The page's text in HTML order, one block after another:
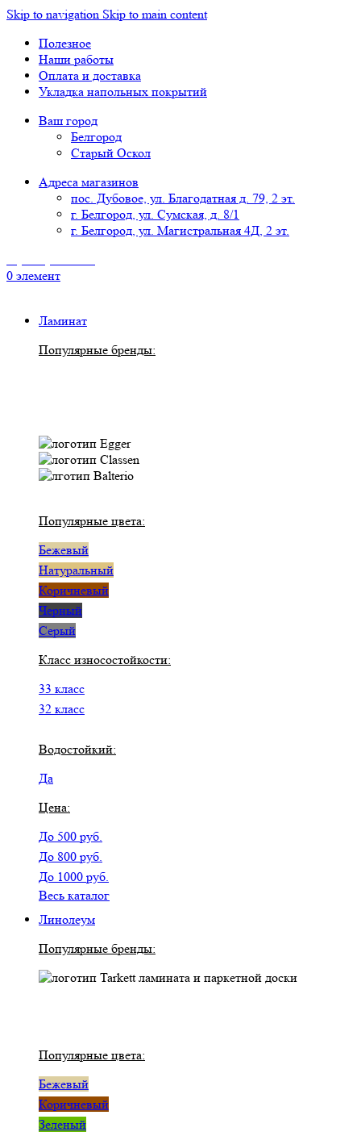
Skip to navigation Skip to main content
Полезное
Наши работы
Оплата и доставка
Укладка напольных покрытий
Ваш город
Белгород
Старый Оскол
Адреса магазинов
пос. Дубовое, ул. Благодатная д. 79, 2 эт.
г. Белгород, ул. Сумская, д. 8/1
г. Белгород, ул. Магистральная 4Д, 2 эт.
0 элемент
Ламинат
Популярные бренды:
Популярные цвета:
Бежевый
Натуральный
Коричневый
Черный
Серый
Класс износостойкости:
33 класс
32 класс
Водостойкий:
Да
Цена:
До 500 руб.
До 800 руб.
До 1000 руб.
Весь каталог
Линолеум
Популярные бренды:
Популярные цвета:
Бежевый
Коричневый
Зеленый